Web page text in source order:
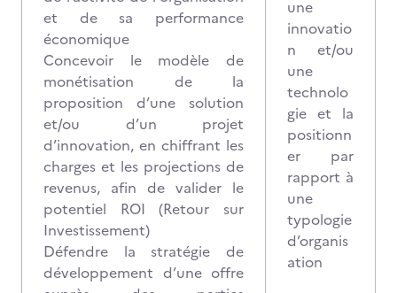
et de sa performance
économique
Concevoir le modèle de
monétisation de la
proposition d’une solution
et/ou d’un projet
d’innovation, en chiffrant les
charges et les projections de
revenus, afin de valider le
potentiel ROI (Retour sur
Investissement)
Défendre la stratégie de
développement d’une offre
une
innovatio
n et/ou
une
technolo
gie et la
positionn
er par
rapport à
une
typologie
d’organis
ation